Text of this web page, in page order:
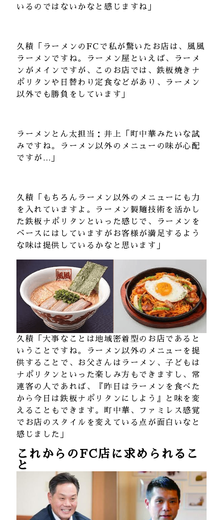
いるのではないかなと感じますね」
久積「ラーメンのFCで私が驚いたお店は、風風
ラーメンですね。ラーメン屋といえば、ラーメ
ンがメインですが、このお店では、鉄板焼きナ
ポリタンや日替わり定食などがあり、ラーメン
以外でも勝負をしています」
ラーメンとん太担当：井上「町中華みたいな試
みですね。ラーメン以外のメニューの味が心配
ですが…」
久積「もちろんラーメン以外のメニューにも力
を入れていますよ。ラーメン製麺技術を活かし
た鉄板ナポリタンといった感じで、ラーメンを
ベースにはしていますがお客様が満足するよう
な味は提供しているかなと思います」
久積「大事なことは地域密着型のお店であると
いうことですね。ラーメン以外のメニューを提
供することで、お父さんはラーメン、子どもは
ナポリタンといった楽しみ方もできますし、常
連客の人であれば、『昨日はラーメンを食べた
から今日は鉄板ナポリタンにしよう』と味を変
えることもできます。町中華、ファミレス感覚
でお店のスタイルを変えている点が面白いなと
感じました」
これからのFC店に求められるこ
と